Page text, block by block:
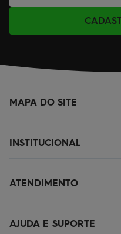
MAPA DO SITE
OUTLET
INSTITUCIONAL
ATENDIMENTO
AJUDA E SUPORTE